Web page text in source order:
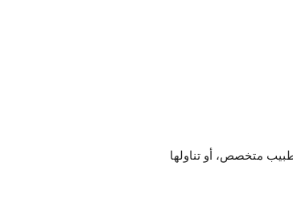
طبيب متخصص، أو تناولها